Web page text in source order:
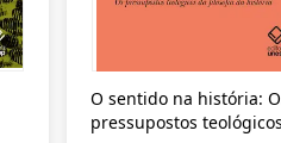
O sentido na história:
pressupostos teológicos